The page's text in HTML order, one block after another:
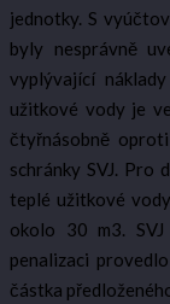
jednotky. S
byly nesprávně
vyplývající
užitkové vody je
čtyřnásobně
schránky SVJ. Pro
teplé užitkové
okolo 30 m3.
penalizaci
částka